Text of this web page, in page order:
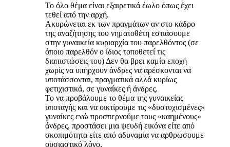
Το όλο θέμα είναι εξαιρετικά έωλο όπως έχει
τεθεί από την αρχή.
Ακυρώνεται εκ των πραγμάτων αν στο κάδρο
της αναζήτησης του νηματοθέτη εστιάσουμε
στην γυναικεία κυριαρχία του παρελθόντος (σε
όποιο παρελθόν ο ίδιος τοποθετεί τις
διαπιστώσεις του) Δεν θα βρει καμία εποχή
χωρίς να υπήρχουν άνδρες να αρέσκονται να
υποτάσσονται, πραγματικά αλλά κυρίως
φετιχιστικά, σε γυναίκες ή άνδρες.
Το να προβάλουμε το θέμα της γυναικείας
υποταγής και να οικτίρουμε τις «δυστυχισμένες»
γυναίκες ενώ προσπερνούμε τους «καημένους»
άνδρες, προστάσει μια ψευδή εικόνα είτε από
σκοπιμότητα είτε από αδυναμία να αρθρώσουμε
ουσιαστικό λόγο.